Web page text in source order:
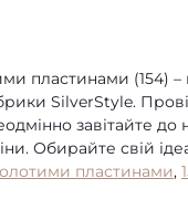
пластинами (154)
SilverStyle.
завітайте
Обирайте свій
пластинами,